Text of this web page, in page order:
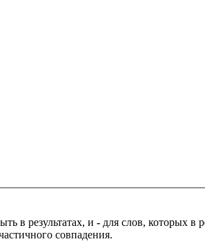
в результатах, и - для слов, которых в
совпадения.